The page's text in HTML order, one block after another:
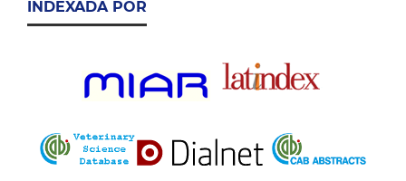
INDEXADA POR